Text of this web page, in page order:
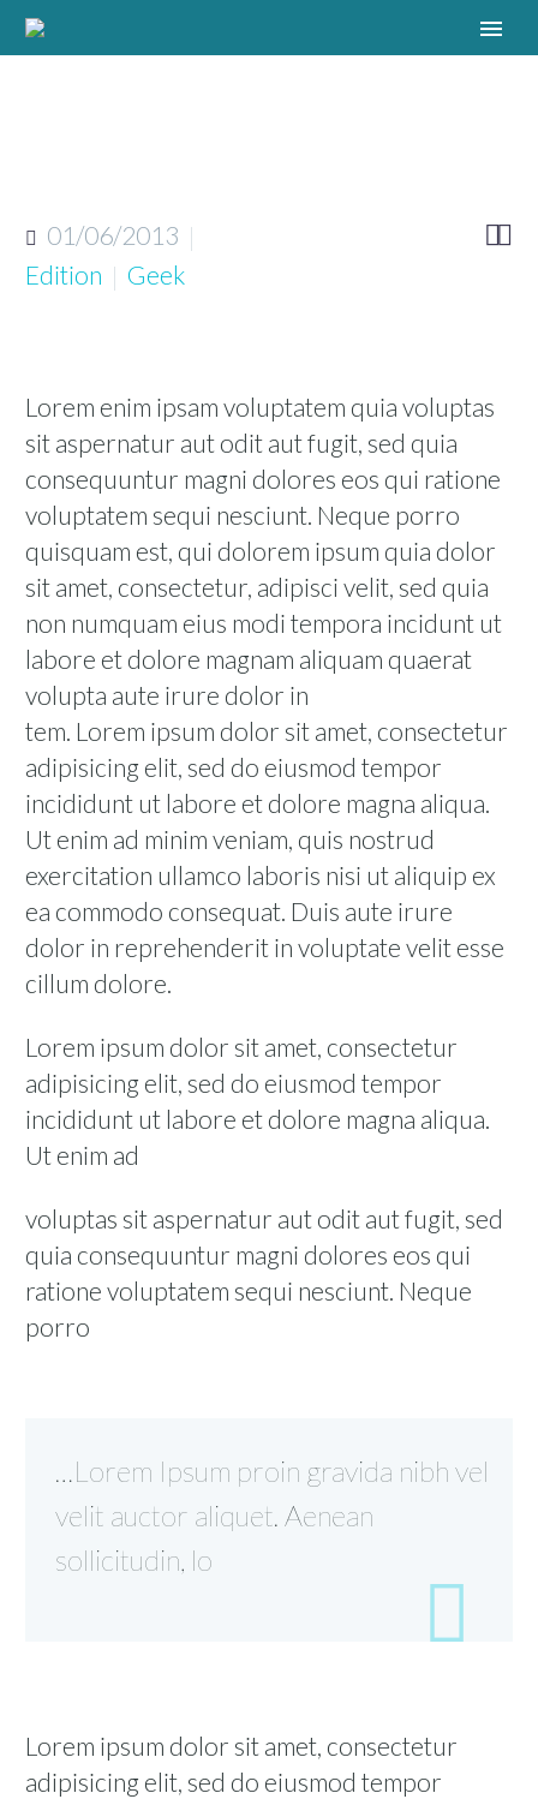

01/06/2013
Edition
Geek
Lorem enim ipsam voluptatem quia voluptas
sit aspernatur aut odit aut fugit, sed quia
consequuntur magni dolores eos qui ratione
voluptatem sequi nesciunt. Neque porro
quisquam est, qui dolorem ipsum quia dolor
sit amet, consectetur, adipisci velit, sed quia
non numquam eius modi tempora incidunt ut
labore et dolore magnam aliquam quaerat
volupta aute irure dolor in
tem. Lorem ipsum dolor sit amet, consectetur
adipisicing elit, sed do eiusmod tempor
incididunt ut labore et dolore magna aliqua.
Ut enim ad minim veniam, quis nostrud
exercitation ullamco laboris nisi ut aliquip ex
ea commodo consequat. Duis aute irure
dolor in reprehenderit in voluptate velit esse
cillum dolore.
Lorem ipsum dolor sit amet, consectetur
adipisicing elit, sed do eiusmod tempor
incididunt ut labore et dolore magna aliqua.
Ut enim ad
voluptas sit aspernatur aut odit aut fugit, sed
quia consequuntur magni dolores eos qui
ratione voluptatem sequi nesciunt. Neque
porro
…Lorem Ipsum proin gravida nibh vel
velit auctor aliquet. Aenean
sollicitudin, lo

Lorem ipsum dolor sit amet, consectetur
adipisicing elit, sed do eiusmod tempor